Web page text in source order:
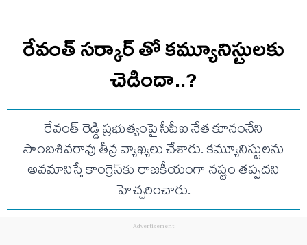
రేవంత్ సర్కార్ తో కమ్యూనిస్టులకు
చెడిందా..?
రేవంత్ రెడ్డి ప్రభుత్వంపై సీపీఐ నేత కూనంనేని
సాంబశివరావు తీవ్ర వ్యాఖ్యలు చేశారు. కమ్యూనిస్టులను
అవమానిస్తే కాంగ్రెస్‌కు రాజకీయంగా నష్టం తప్పదని
హెచ్చరించారు.